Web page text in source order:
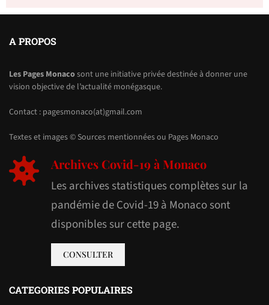
A PROPOS
Les Pages Monacosont une initiative privée destinée à donner une
vision objective de l’actualité monégasque.
Contact : pagesmonaco(at)gmail.com
Textes et images © Sources mentionnées ou Pages Monaco
Archives Covid-19 à Monaco
Les archives statistiques complètes sur la
pandémie de Covid-19 à Monaco sont
disponibles sur cette page.
CONSULTER
CATEGORIES POPULAIRES